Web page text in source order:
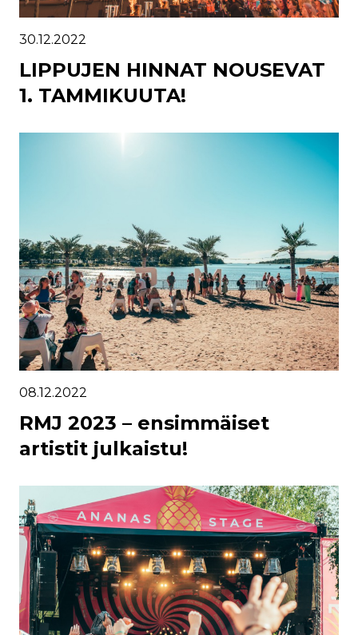
30.12.2022
LIPPUJEN HINNAT NOUSEVAT
1. TAMMIKUUTA!
08.12.2022
RMJ 2023 – ensimmäiset
artistit julkaistu!